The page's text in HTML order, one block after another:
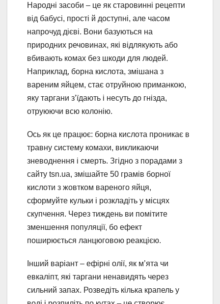
Народні засоби – це як старовинні рецепти
від бабусі, прості й доступні, але часом
напрочуд дієві. Вони базуються на
природних речовинах, які відлякують або
вбивають комах без шкоди для людей.
Наприклад, борна кислота, змішана з
вареним яйцем, стає отруйною приманкою,
яку таргани з’їдають і несуть до гнізда,
отруюючи всю колонію.
Ось як це працює: борна кислота проникає в
травну систему комахи, викликаючи
зневоднення і смерть. Згідно з порадами з
сайту tsn.ua, змішайте 50 грамів борної
кислоти з жовтком вареного яйця,
сформуйте кульки і розкладіть у місцях
скупчення. Через тиждень ви помітите
зменшення популяції, бо ефект
поширюється ланцюговою реакцією.
Інший варіант – ефірні олії, як м’ята чи
евкаліпт, які таргани ненавидять через
сильний запах. Розведіть кілька крапель у